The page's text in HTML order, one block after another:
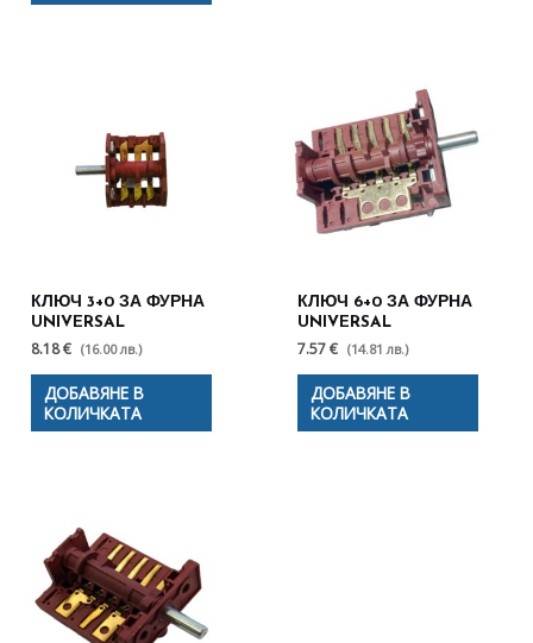
КЛЮЧ 3+0 ЗА ФУРНА
UNIVERSAL
8.18 € (16.00 лв.)
ДОБАВЯНЕ В
КОЛИЧКАТА
КЛЮЧ 6+0 ЗА ФУРНА
UNIVERSAL
7.57 € (14.81 лв.)
ДОБАВЯНЕ В
КОЛИЧКАТА